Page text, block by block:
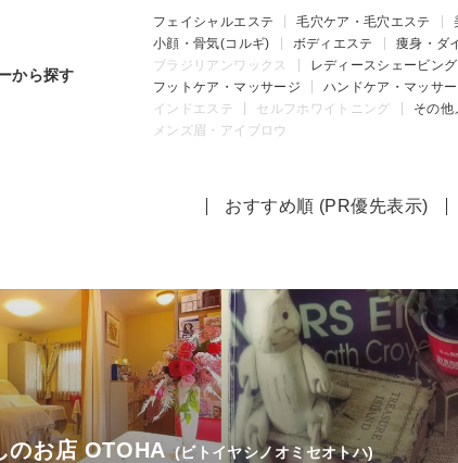
から探す
フェイシャルエステ 毛穴ケア・毛穴エステ
小顔・骨気(コルギ)
ボディエステ 痩身・ダ
ブラジリアンワックス
レディースシェービング
フットケア・マッサージ
ハンドケア・マッサ
インドエステ
セルフホワイトニング その他
メンズ眉・アイブロウ
おすすめ順 (PR優先表示)
のお店 OTOHA (ビトイヤシノオミセオトハ)